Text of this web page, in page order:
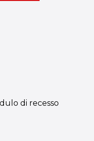
di recesso